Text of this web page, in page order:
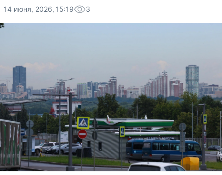
14 июня, 2026, 15:19 3